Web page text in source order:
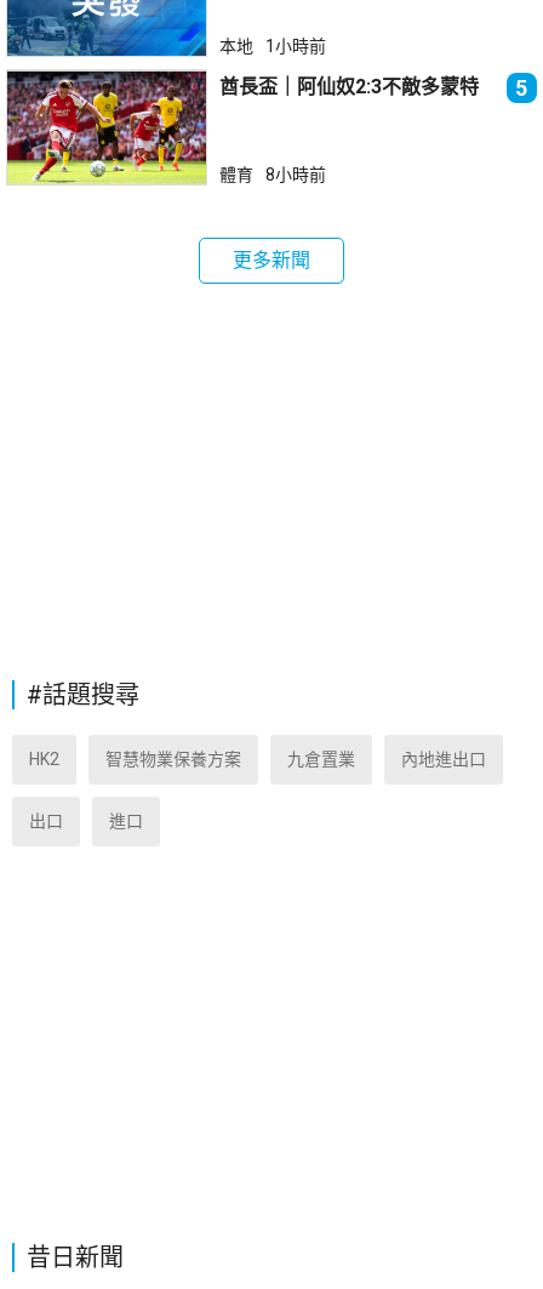
昔日新聞
本地 1小時前
酋長盃｜阿仙奴2:3不敵多蒙特 5
體育 8小時前
更多新聞
#話題搜尋
HK2 智慧物業保養方案 九倉置業 內地進出口
出口 進口